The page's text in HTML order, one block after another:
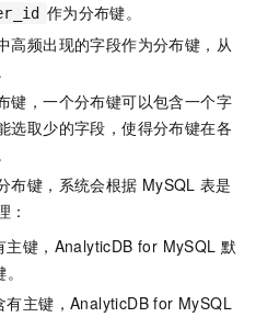
作为分布键。
高频出现的字段作为分布键，从
键，一个分布键可以包含一个字
选取少的字段，使得分布键在各
布键，系统会根据 MySQL 表是
：
键， AnalyticDB for MySQL 默
主键， AnalyticDB for MySQL